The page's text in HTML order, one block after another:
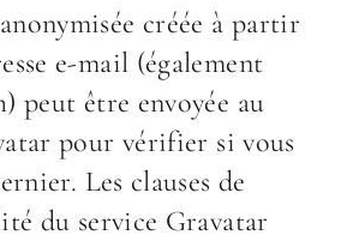
créée à partir
e-mail (également
peut être envoyée au
pour vérifier si vous
Les clauses de
du service Gravatar